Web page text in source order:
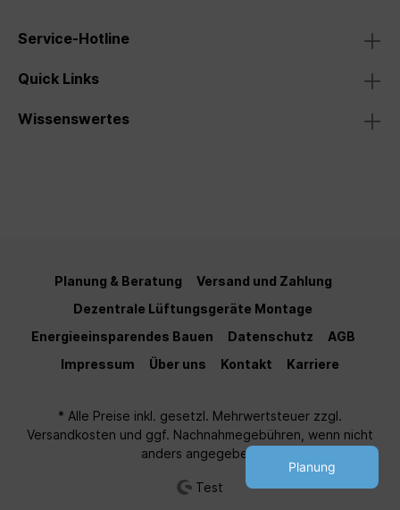
Service-Hotline
Quick Links
Wissenswertes
Planung & Beratung
Versand und Zahlung
Dezentrale Lüftungsgeräte Montage
Energieeinsparendes Bauen
Datenschutz
AGB
Impressum
Über uns Kontakt Karriere
* Alle Preise inkl. gesetzl. Mehrwertsteuer zzgl.
Versandkosten und ggf. Nachnahmegebühren, wenn nicht
anders angegeben.
Test
Planung